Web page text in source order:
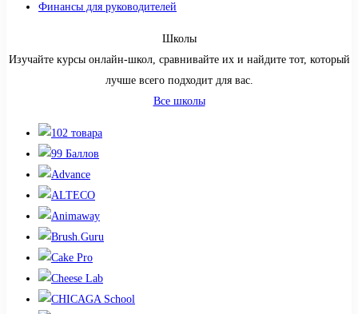
Финансы для руководителей
Школы
Изучайте курсы онлайн-школ, сравнивайте их и найдите тот, который
лучше всего подходит для вас.
Все школы